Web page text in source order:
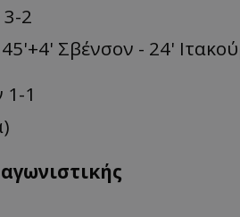
2
Σβένσον - 24'
1-1